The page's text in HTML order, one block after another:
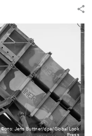
Фото: Jens Buttner/dpa/Global Look